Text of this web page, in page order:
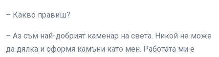
– Какво правиш?
– Аз съм най-добрият каменар на света. Никой не може
да дялка и оформя камъни като мен. Работата ми е